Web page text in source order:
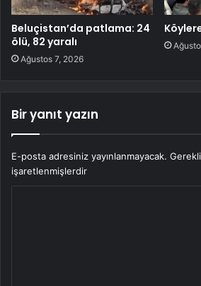
Beluçistan’da patlama: 24
ölü, 82 yaralı
Ağustos 7, 2026
Bir yanıt yazın
E-posta adresiniz yayınlanmayacak.
işaretlenmişlerdir